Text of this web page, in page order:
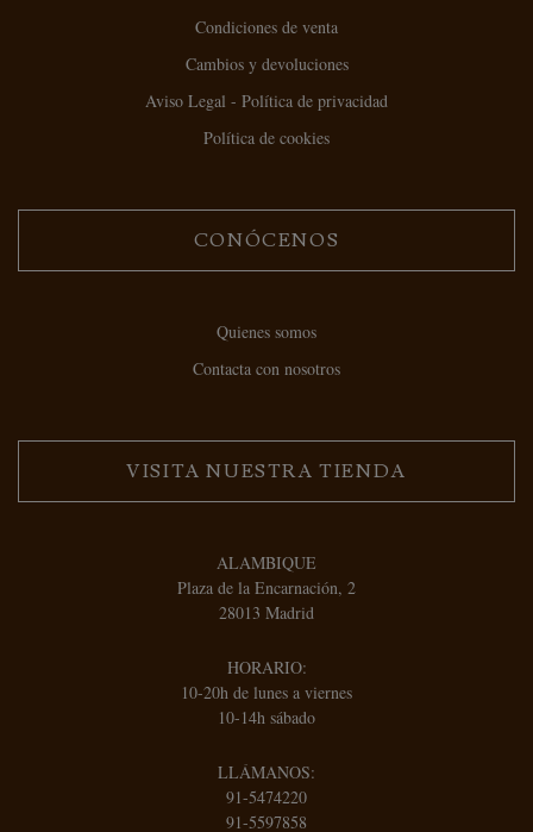
Condiciones de venta
Cambios y devoluciones
Aviso Legal - Política de privacidad
Política de cookies
CONÓCENOS
Quienes somos
Contacta con nosotros
VISITA NUESTRA TIENDA
ALAMBIQUE
Plaza de la Encarnación, 2
28013 Madrid
HORARIO:
10-20h de lunes a viernes
10-14h sábado
LLÁMANOS:
91-5474220
91-5597858